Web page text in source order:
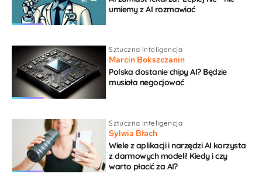
umiemy z AI rozmawiać
Sztuczna inteligencja
Marcin Bokszczanin
Polska dostanie chipy AI? Będzie
musiała negocjować
Sztuczna inteligencja
Sylwia Błach
Wiele z aplikacji i narzędzi AI korzysta
z darmowych modeli! Kiedy i czy
warto płacić za AI?